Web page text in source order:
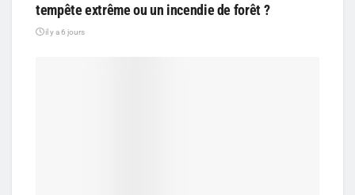
tempête extrême ou un incendie de forêt ?
il y a 6 jours